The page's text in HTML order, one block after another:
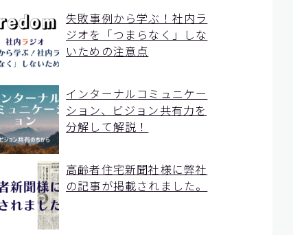
失敗事例から学ぶ！社内ラ
ジオを「つまらなく」しな
いための注意点
インターナルコミュニケー
ション、ビジョン共有力を
分解して解説！
高齢者住宅新聞社様に弊社
の記事が掲載されました。